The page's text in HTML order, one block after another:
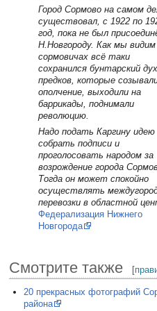
Город Сормово на самом
существовал, с 1922 по
год, пока не был
Н.Новгороду. Как мы
сормовичах всё таки
сохранился бунтарский дух
предков, которые
ополчение, выходили на
баррикады, поднимали
революцию.
Надо подать Каргину идею
собрать подписи и
проголосовать народом за
возрождение города
Тогда он может спокойно
осуществлять
перевозки в областной
Федерализация Нижнего
Новгорода
Смотрите также [
20 прекрасных фотографий
района